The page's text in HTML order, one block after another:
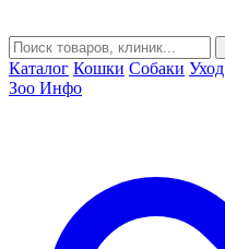
Каталог Кошки Собаки Уход
Зоо Инфо